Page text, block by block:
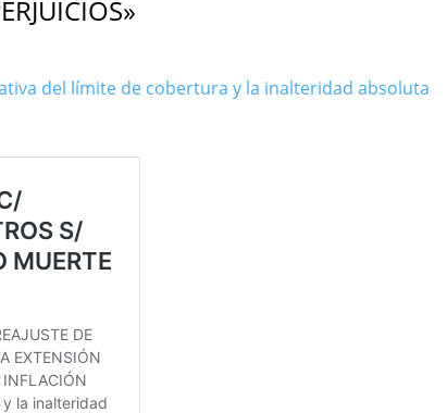
del límite de cobertura y la inalteridad absoluta